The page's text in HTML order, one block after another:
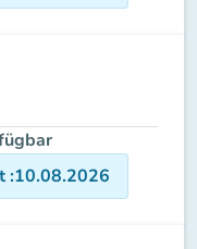
:10.08.2026